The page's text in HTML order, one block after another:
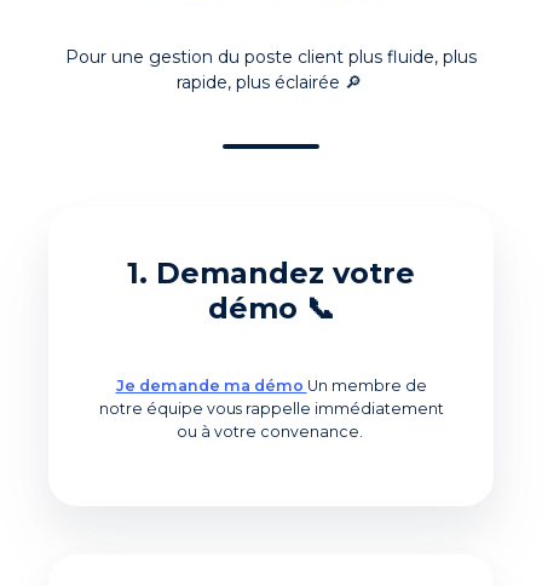
Pour une gestion du poste client plus fluide, plus
rapide, plus éclairée 🔎
1. Demandez votre
démo 📞
Je demande ma démo Un membre de
notre équipe vous rappelle immédiatement
ou à votre convenance.